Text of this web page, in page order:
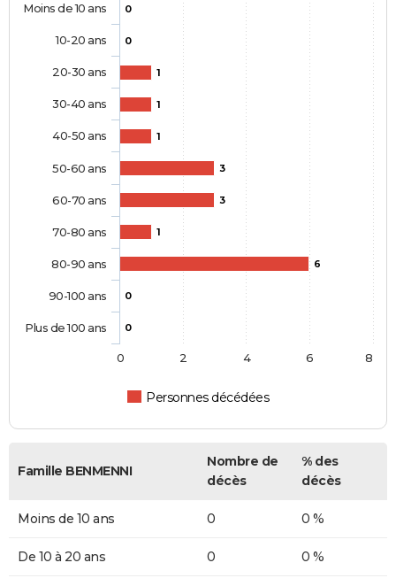
0
0
1
1
1
3
3
1
6
0
0
Personnes décédées
Moins de 10 ans
10-20 ans
20-30 ans
30-40 ans
40-50 ans
50-60 ans
60-70 ans
70-80 ans
80-90 ans
90-100 ans
Plus de 100 ans
0 2 4 6 8
Famille BENMENNI
Nombre de
décès
% des
décès
Moins de 10 ans 0 0 %
De 10 à 20 ans 0 0 %